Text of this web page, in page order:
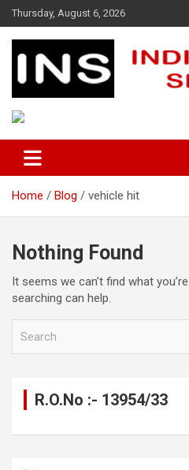
Skip
to
content
Thursday, August 6, 2026
Indian News
Home Blog vehicle hit
Nothing Found
It seems we can’t find what
searching can help.
R.O.No :- 13954/33